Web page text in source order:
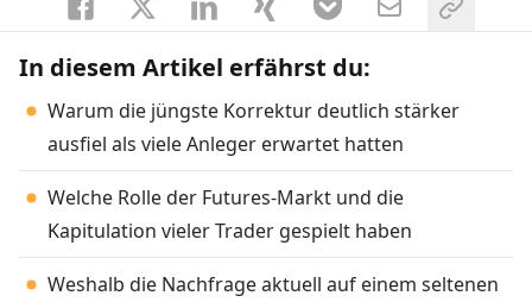
In diesem Artikel erfährst du:
Warum die jüngste Korrektur deutlich stärker
ausfiel als viele Anleger erwartet hatten
Welche Rolle der Futures-Markt und die
Kapitulation vieler Trader gespielt haben
Weshalb die Nachfrage aktuell auf einem seltenen